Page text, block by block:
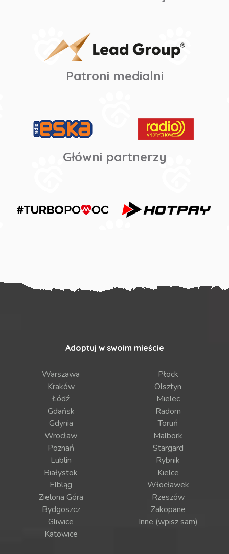
Patroni medialni
Główni partnerzy
Adoptuj w swoim mieście
Warszawa
Kraków
Łódź
Gdańsk
Gdynia
Wrocław
Poznań
Lublin
Białystok
Elbląg
Zielona Góra
Bydgoszcz
Gliwice
Katowice
Płock
Olsztyn
Mielec
Radom
Toruń
Malbork
Stargard
Rybnik
Kielce
Włocławek
Rzeszów
Zakopane
Inne (wpisz sam)